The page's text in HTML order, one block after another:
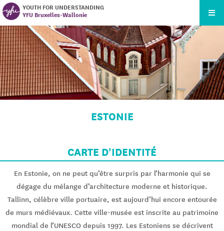
YOUTH FOR UNDERSTANDING
YFU Bruxelles-Wallonie
ESTONIE
CARTE D'IDENTITÉ
En Estonie, on ne peut qu’être surpris par l’harmonie qui se
dégage du mélange d’architecture moderne et historique.
Tallinn, célèbre ville portuaire, est aujourd’hui encore entourée
de murs médiévaux. Cette ville-musée est inscrite au patrimoine
mondial de l’UNESCO depuis 1997. Les Estoniens se décrivent